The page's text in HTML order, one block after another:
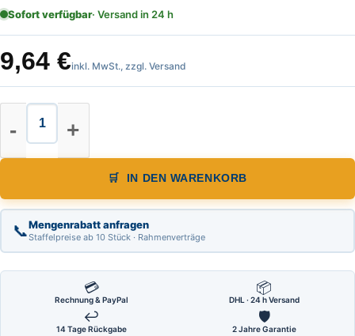
Sofort verfügbar· Versand in 24 h
9,64 €inkl. MwSt., zzgl. Versand
Leichtmetall Wasserwaage,
IN DEN WARENKORB
📞Mengenrabatt anfragen
Staffelpreise ab 10 Stück · Rahmenverträge
💳
Rechnung & PayPal
📦
DHL · 24 h Versand
↩
14 Tage Rückgabe
🛡
2 Jahre Garantie